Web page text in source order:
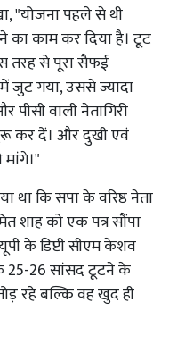
"योजना पहले से थी
काम कर दिया है। टूट
तरह से पूरा सैफई
जुट गया, उससे ज्यादा
वाली नेतागिरी
कर दें। और दुखी एवं
था कि सपा के वरिष्ठ नेता
शाह को एक पत्र सौंपा
के डिप्टी सीएम केशव
के 25-26 सांसद टूटने के
रहे बल्कि वह खुद ही